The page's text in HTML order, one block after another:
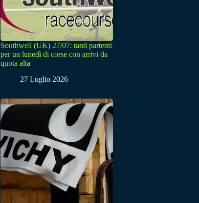
Southwell (UK) 27/07: tanti partenti
per un lunedì di corse con arrivi da
quota alta
27 Luglio 2026